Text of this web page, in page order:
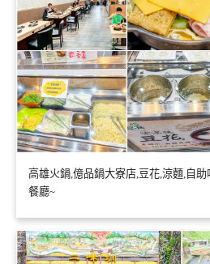
高雄火鍋,億品鍋大寮店,豆花,涼麵,自
餐廳~